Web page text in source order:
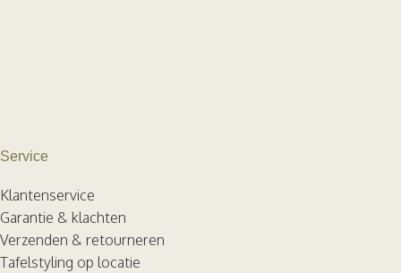
Service
Klantenservice
Garantie & klachten
Verzenden & retourneren
Tafelstyling op locatie